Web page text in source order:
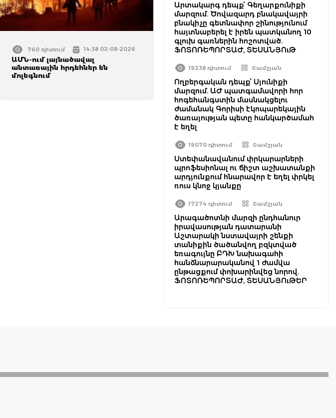
760 դիտում 14:38 02-08-2026
ԱՄՆ-ում լայնածավալ
անտառային հրդեհներ են
մոլեգնում
Արտակարգ դեպք՝ Գեղարքունիքի
մարզում. Ծովազարդ բնակավայրի
բնակիչը գետնափոր շինությունում
հայտնաբերել է իրեն պատկանող 10
գլուխ գառներին հոշոտված.
ՖՈՏՈՌԵՊՈՐՏԱԺ, ՏԵՍԱՆՅՈւԹ
19238 դիտում Շամշյան
Ողբերգական դեպք՝ Սյունիքի
մարզում. ԱԺ պատգամավորի հոր
հոգեհանգստին մասնակցելու
ժամանակ Գորիսի էկոպարեկային
ծառայության պետը հանկարծամահ
է եղել
19070 դիտում Շամշյան
Ստեփանավանում փրկարարների
պրոֆեսիոնալ ու ճիշտ աշխատանքի
արդյունքում հնարավոր է եղել փրկել
ռուս կնոջ կյանքը
17274 դիտում Շամշյան
Արագածոտնի մարզի ընդհանուր
իրավասության դատարանի
Աշտարակի նստավայրի շենքի
տանիքին ծածանվող բզկտված
եռագույնը ԲԴԽ նախագահի
հանձնարարականով 1 ժամվա
ընթացքում փոխարինվեց նորով.
ՖՈՏՈՌԵՊՈՐՏԱԺ, ՏԵՍԱՆՅՈւԹԵՐ